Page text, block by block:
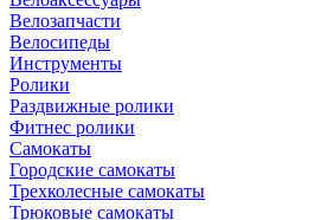
Велозапчасти
Велосипеды
Инструменты
Ролики
Раздвижные ролики
Фитнес ролики
Самокаты
Городские самокаты
Трехколесные самокаты
Трюковые самокаты